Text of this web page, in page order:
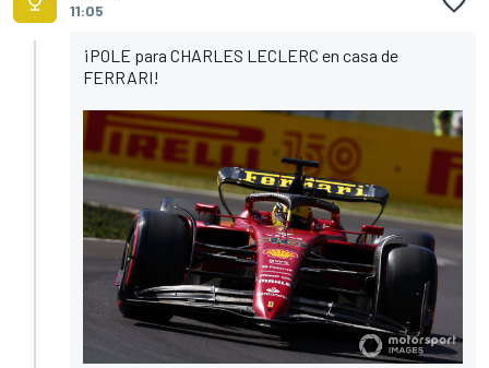
11:05
¡POLE para CHARLES LECLERC en casa de
FERRARI!